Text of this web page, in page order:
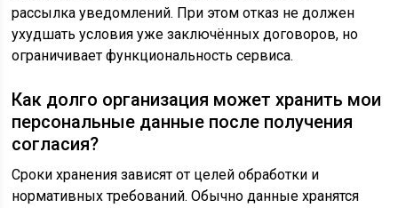
рассылка уведомлений. При этом отказ не должен
ухудшать условия уже заключённых договоров, но
ограничивает функциональность сервиса.
Как долго организация может хранить мои
персональные данные после получения
согласия?
Сроки хранения зависят от целей обработки и
нормативных требований. Обычно данные хранятся